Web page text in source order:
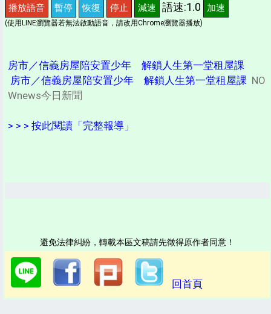
播放語音 暫停 恢復 停止 減速 語速:1.0 加速
(使用LINE瀏覽器若無法啟動語音，請改用Chrome瀏覽器播放)
房市／信義房屋陪安置少年 解鎖人生第一堂租屋課
房市／信義房屋陪安置少年 解鎖人生第一堂租屋課 NO
Wnews今日新聞
> > > 按此閱讀「完整報導」
避免法律糾紛，轉載本區文稿請先徵得原作者同意！
回首頁